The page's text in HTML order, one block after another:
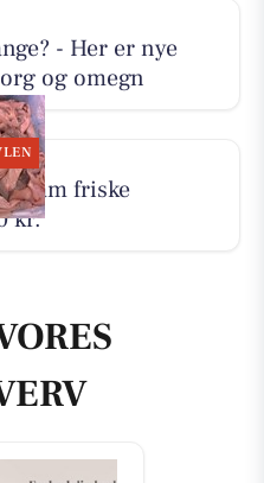
- Her er nye
og omegn
gram friske
kr.